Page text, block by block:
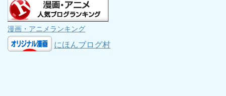
漫画・アニメランキング
にほんブログ村